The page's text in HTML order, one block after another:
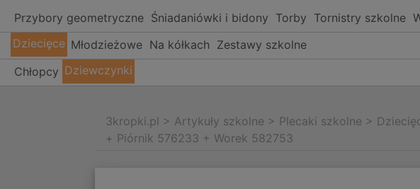
Przybory geometryczne Śniadaniówki i bidony Torby Tornistry szkolne
Dziecięce Młodzieżowe Na kółkach Zestawy szkolne
Chłopcy Dziewczynki
3kropki.pl > Artykuły szkolne > Plecaki szkolne >
+ Piórnik 576233 + Worek 582753